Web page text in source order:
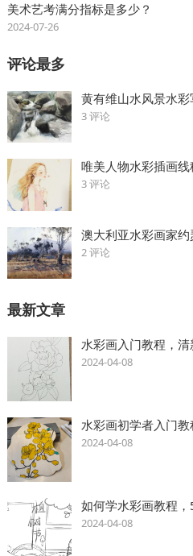
美术艺考满分指标是多少？
2024-07-26
评论最多
黄有维山水风景水
3 评论
唯美人物水彩插画
3 评论
澳大利亚水彩画家
2 评论
最新文章
水彩画入门教程，
2024-04-08
水彩画初学者入门
2024-04-08
如何学水彩画教程
2024-04-08